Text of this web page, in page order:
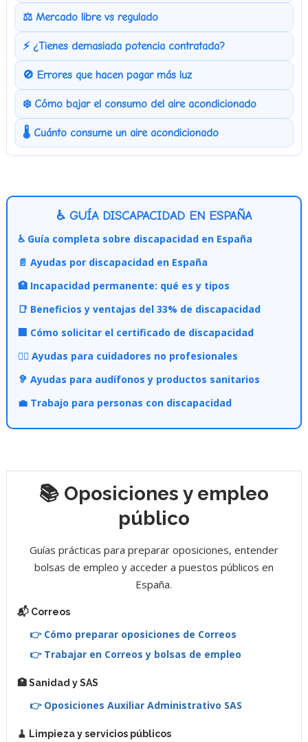
⚖️ Mercado libre vs regulado
⚡ ¿Tienes demasiada potencia contratada?
🚫 Errores que hacen pagar más luz
❄️ Cómo bajar el consumo del aire acondicionado
🌡️ Cuánto consume un aire acondicionado
♿ GUÍA DISCAPACIDAD EN ESPAÑA
♿ Guía completa sobre discapacidad en España
📄 Ayudas por discapacidad en España
🏥 Incapacidad permanente: qué es y tipos
📑 Beneficios y ventajas del 33% de discapacidad
🏢 Cómo solicitar el certificado de discapacidad
👩‍⚕️ Ayudas para cuidadores no profesionales
🦻 Ayudas para audífonos y productos sanitarios
💼 Trabajo para personas con discapacidad
📚 Oposiciones y empleo
público
Guías prácticas para preparar oposiciones, entender
bolsas de empleo y acceder a puestos públicos en
España.
📬 Correos
👉 Cómo preparar oposiciones de Correos
👉 Trabajar en Correos y bolsas de empleo
🏥 Sanidad y SAS
👉 Oposiciones Auxiliar Administrativo SAS
🧹 Limpieza y servicios públicos